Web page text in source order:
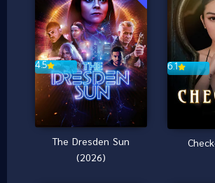
4.5
The Dresden Sun
(2026)
6.1